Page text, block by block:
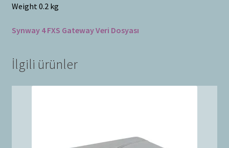
Weight 0.2 kg
Synway 4 FXS Gateway Veri Dosyası
İlgili ürünler